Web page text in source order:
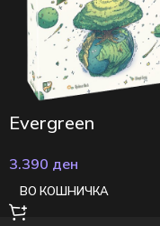
Evergreen
3.390 ден
ВО КОШНИЧКА